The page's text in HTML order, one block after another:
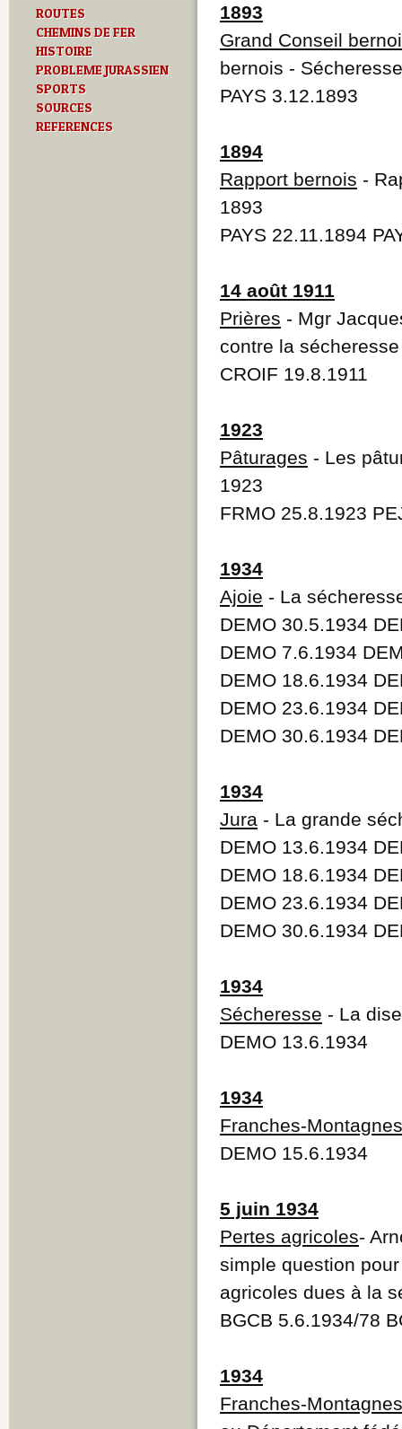
ROUTES
CHEMINS DE FER
HISTOIRE
PROBLEME JURASSIEN
SPORTS
SOURCES
REFERENCES
1893
Grand Conseil
bernois -
PAYS 3.12.1893
1894
Rapport bernois -
1893
PAYS 22.11.1894
14 août 1911
Prières - Mgr
contre la sécheresse
CROIF 19.8.1911
1923
Pâturages - Les
1923
FRMO 25.8.1923
1934
Ajoie - La
DEMO 30.5.1934
DEMO 7.6.1934
DEMO 18.6.1934
DEMO 23.6.1934
DEMO 30.6.1934
1934
Jura - La grande
DEMO 13.6.1934
DEMO 18.6.1934
DEMO 23.6.1934
DEMO 30.6.1934
1934
Sécheresse - La
DEMO 13.6.1934
1934
Franches-Montagnes
DEMO 15.6.1934
5 juin 1934
Pertes agricoles-
simple question
agricoles dues à la
BGCB 5.6.1934/78
1934
Franches-Montagnes